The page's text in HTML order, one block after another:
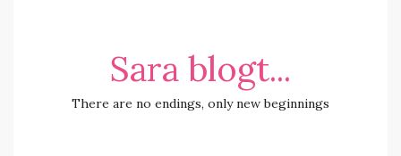
Sara blogt...
There are no endings, only new beginnings